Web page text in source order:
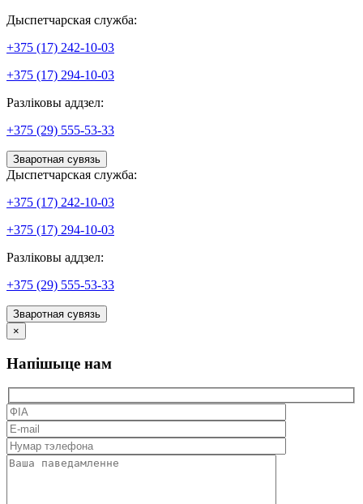
Дыспетчарская служба:
+375 (17) 242-10-03
+375 (17) 294-10-03
Разліковы аддзел:
+375 (29) 555-53-33
Зваротная сувязь
Дыспетчарская служба:
+375 (17) 242-10-03
+375 (17) 294-10-03
Разліковы аддзел:
+375 (29) 555-53-33
Зваротная сувязь
×
Напішыце нам